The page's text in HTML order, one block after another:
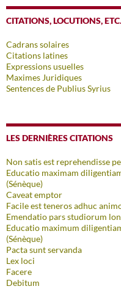
CITATIONS, LOCUTIONS, ETC.
Cadrans solaires
Citations latines
Expressions usuelles
Maximes Juridiques
Sentences de Publius Syrius
LES DERNIÈRES CITATIONS
Non satis est reprehendisse
Educatio maximam
(Sénèque)
Caveat emptor
Facile est teneros adhuc
Emendatio pars studiorum
Educatio maximum
(Sénèque)
Pacta sunt servanda
Lex loci
Facere
Debitum